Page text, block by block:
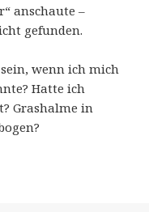
anschaute –
gefunden.
wenn ich mich
Hatte ich
Grashalme in